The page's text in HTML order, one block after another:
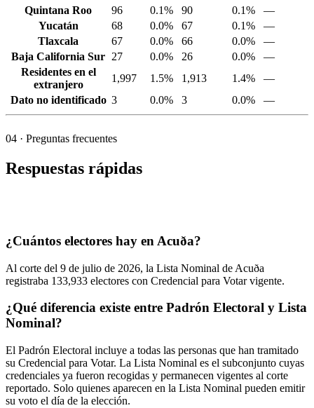
Quintana Roo
96 0.1% 90 0.1%
—
Yucatán
68 0.0% 67 0.1%
—
Tlaxcala
67 0.0% 66 0.0%
—
Baja California Sur 27 0.0% 26 0.0%
—
Residentes en el
extranjero
1,997 1.5% 1,913 1.4%
—
Dato no identificado 3 0.0% 3 0.0% —
04 · Preguntas frecuentes
Respuestas rápidas
¿Cuántos electores hay en Acuða?
Al corte del 9 de julio de 2026, la Lista Nominal de Acuða
registraba 133,933 electores con Credencial para Votar vigente.
¿Qué diferencia existe entre Padrón Electoral y Lista
Nominal?
El Padrón Electoral incluye a todas las personas que han tramitado
su Credencial para Votar. La Lista Nominal es el subconjunto cuyas
credenciales ya fueron recogidas y permanecen vigentes al corte
reportado. Solo quienes aparecen en la Lista Nominal pueden emitir
su voto el día de la elección.